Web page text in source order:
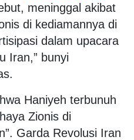
meninggal akibat
di kediamannya di
dalam upacara
Iran,” bunyi
Haniyeh terbunuh
Zionis di
Garda Revolusi Iran